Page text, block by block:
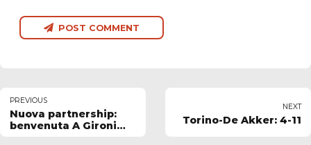
POST COMMENT
PREVIOUS
Nuova partnership:
benvenuta A Gironi
NEXT
Torino-De Akker: 4-11